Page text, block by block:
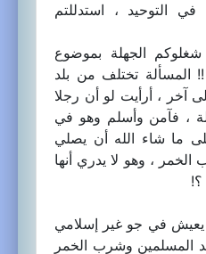
في التوحيد ، استدللتم
شغلوكم الجهلة بموضوع
!! المسألة تختلف من بلد
، أرأيت لو أن رجلا
، فآمن وأسلم وهو في
ما شاء الله أن يصلي
، وهو لا يدري أنها
؟!
يعيش في جو غير إسلامي
المسلمين وشرب الخمر